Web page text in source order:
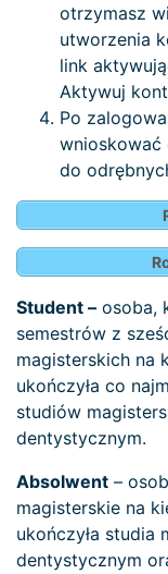
otrzymasz
utworzenia
link
Aktywuj
Po
wnioskować
do
Student – osoba,
semestrów z
magisterskich na
ukończyła co
studiów
dentystycznym.
Absolwent –
magisterskie na
ukończyła studia
dentystycznym